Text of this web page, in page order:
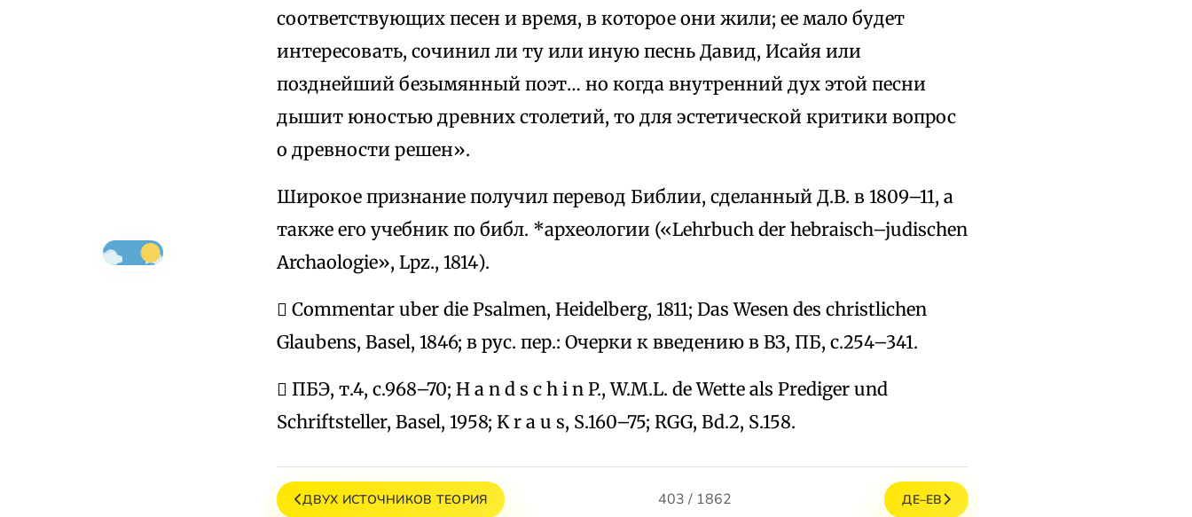
соответствующих песен и время, в которое они жили; ее мало будет
интересовать, сочинил ли ту или иную песнь Давид, Исайя или
позднейший безымянный поэт… но когда внутренний дух этой песни
дышит юностью древних столетий, то для эстетической критики вопрос
о древности решен».
Широкое признание получил перевод Библии, сделанный Д.В. в 1809–11, а
также его учебник по библ. *археологии («Lehrbuch der hebraisch–judischen
Archaologie», Lpz., 1814).
 Сommentar uber die Psalmen, Heidelberg, 1811; Das Wesen des christlichen
Glaubens, Basel, 1846; в рус. пер.: Очерки к введению в ВЗ, ПБ, с.254–341.
 ПБЭ, т.4, с.968–70; H a n d s c h i n P., W.M.L. de Wette als Prediger und
Schriftsteller, Basel, 1958; K r a u s, S.160–75; RGG, Bd.2, S.158.
ДВУХ ИСТОЧНИКОВ ТЕОРИЯ 403 / 1862 ДЕ–ЕВ